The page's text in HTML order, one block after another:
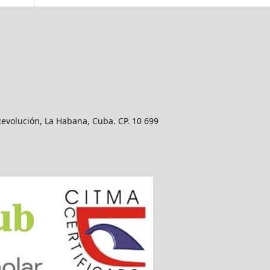
La Habana, Cuba. CP. 10 699